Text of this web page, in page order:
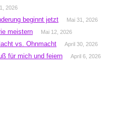
2026
beginnt jetzt Mai 31, 2026
meistern Mai 12, 2026
vs. Ohnmacht April 30, 2026
für mich und feiern April 6, 2026